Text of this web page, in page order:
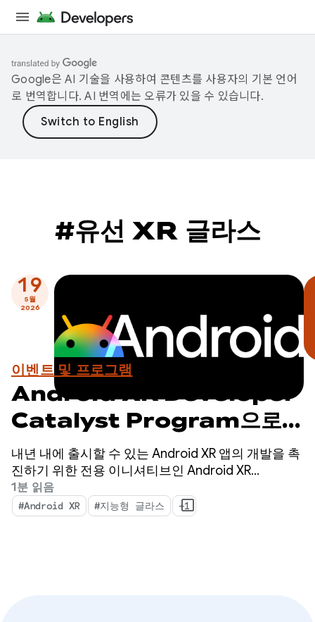
Google은 AI 기술을 사용하여 콘텐츠를 사용자의 기본 언어
로 번역합니다. AI 번역에는 오류가 있을 수 있습니다.
#유선 XR 글라스
19
5월
2026
이벤트 및 프로그램
Android XR Developer
Catalyst Program으로
미래를 위한 개발을 시작하세
요. 지금 신청하세요.
내년 내에 출시할 수 있는 Android XR 앱의 개발을 촉
진하기 위한 전용 이니셔티브인 Android XR
Developer Catalyst Program의 신청을 받고 있습니
다.
1분 읽음
#Android XR #지능형 글라스 +1